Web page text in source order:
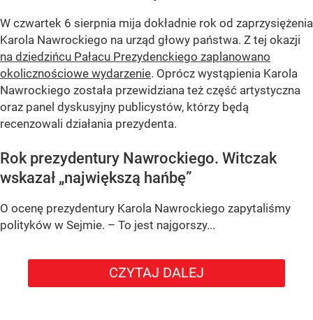
W czwartek 6 sierpnia mija dokładnie rok od zaprzysiężenia
Karola Nawrockiego na urząd głowy państwa. Z tej okazji
na dziedzińcu Pałacu Prezydenckiego zaplanowano
okolicznościowe wydarzenie. Oprócz wystąpienia Karola
Nawrockiego została przewidziana też część artystyczna
oraz panel dyskusyjny publicystów, którzy będą
recenzowali działania prezydenta.
Rok prezydentury Nawrockiego. Witczak
wskazał „największą hańbę”
O ocenę prezydentury Karola Nawrockiego zapytaliśmy
polityków w Sejmie. – To jest najgorszy...
CZYTAJ DALEJ